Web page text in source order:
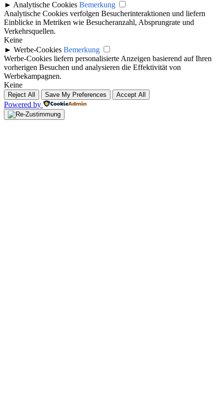
► Analytische Cookies Bemerkung
Analytische Cookies verfolgen Besucherinteraktionen und liefern
Einblicke in Metriken wie Besucheranzahl, Absprungrate und
Verkehrsquellen.
Keine
► Werbe-Cookies Bemerkung
Werbe-Cookies liefern personalisierte Anzeigen basierend auf Ihren
vorherigen Besuchen und analysieren die Effektivität von
Werbekampagnen.
Keine
Reject All Save My Preferences Accept All
Powered by